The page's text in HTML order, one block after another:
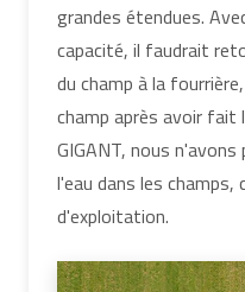
grandes étendues.
capacité, il faudrait
du champ à la
champ après avoir fait
GIGANT, nous
l'eau dans les
d'exploitation.